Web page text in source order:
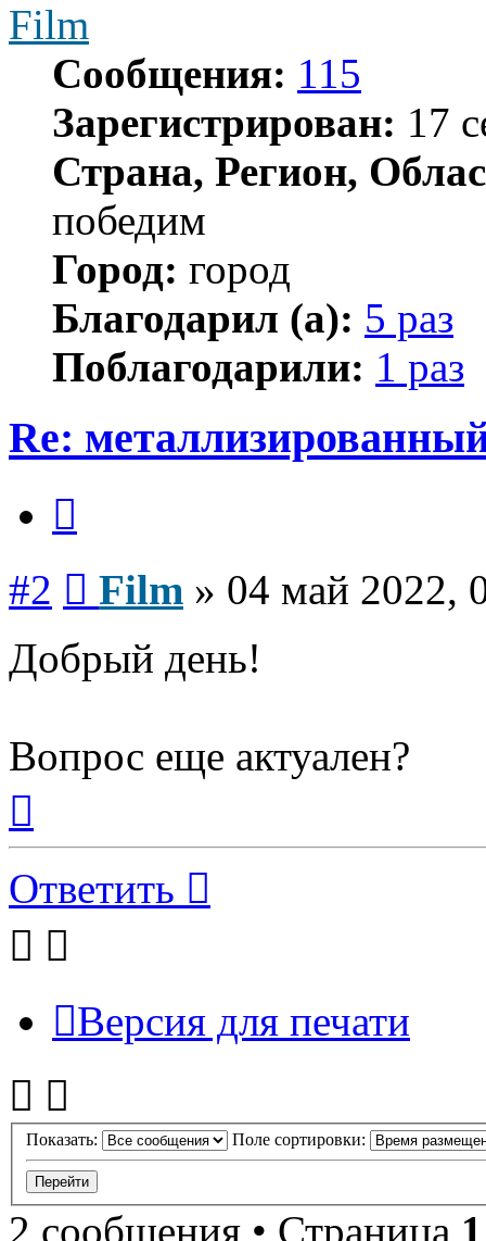
Film
Сообщения: 115
Зарегистрирован: 17
Страна, Регион,
победим
Город: город
Благодарил (а): 5 раз
Поблагодарили: 1 раз
Re:
#2 Film » 04 май 2022,
Добрый день!
Вопрос еще актуален?
началу
Ответить
Версия для печати
Показать: Поле сортировки:
2 сообщения • Страница 1